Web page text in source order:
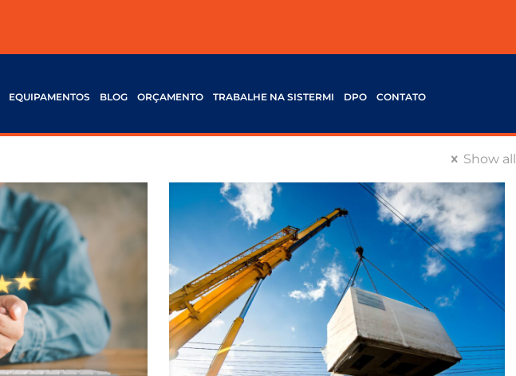
EQUIPAMENTOS BLOG ORÇAMENTO TRABALHE NA SISTERMI DPO CONTATO
Show all